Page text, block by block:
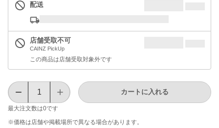
配送
店舗受取不可
CAINZ PickUp
この商品は店舗受取対象外です
最大注文数は0です
カートに入れる
※価格は​店舗や​掲載場所で​異なる​場合が​あります。